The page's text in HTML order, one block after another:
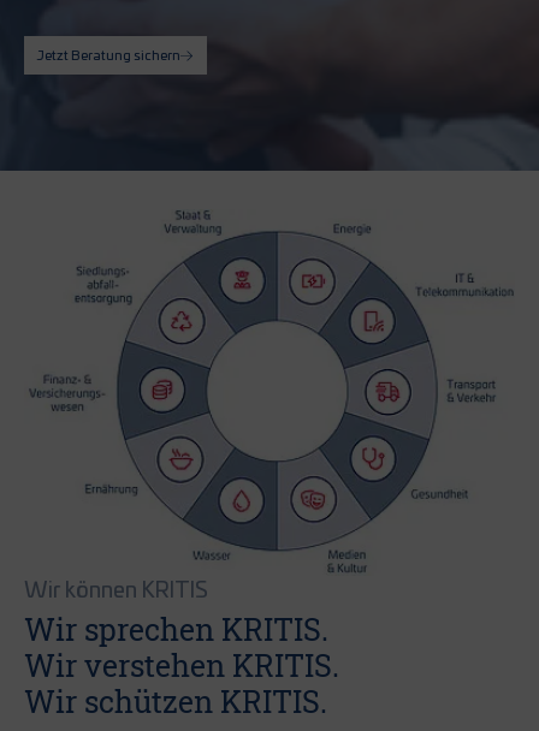
Jetzt Beratung sichern
Show larger version for:
Wir können KRITIS
Wir sprechen KRITIS.
Wir verstehen KRITIS.
Wir schützen KRITIS.